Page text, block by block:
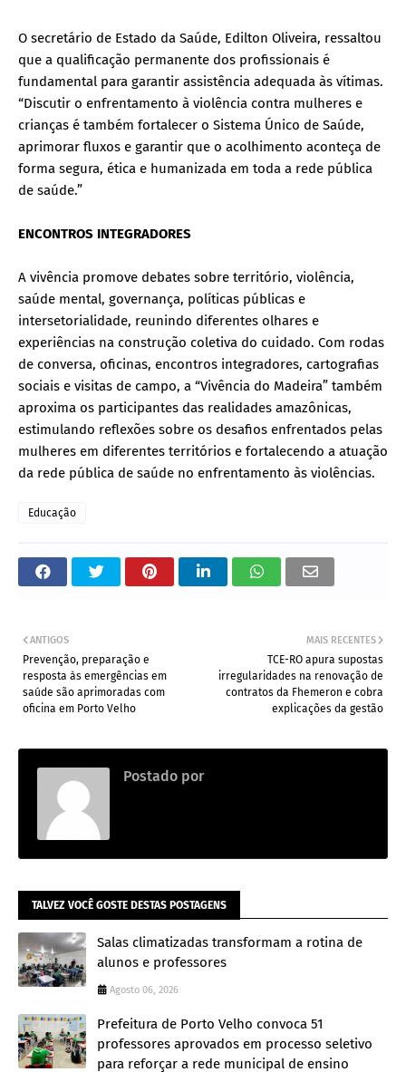
O secretário de Estado da Saúde, Edilton Oliveira, ressaltou
que a qualificação permanente dos profissionais é
fundamental para garantir assistência adequada às vítimas.
“Discutir o enfrentamento à violência contra mulheres e
crianças é também fortalecer o Sistema Único de Saúde,
aprimorar fluxos e garantir que o acolhimento aconteça de
forma segura, ética e humanizada em toda a rede pública
de saúde.”
ENCONTROS INTEGRADORES
A vivência promove debates sobre território, violência,
saúde mental, governança, políticas públicas e
intersetorialidade, reunindo diferentes olhares e
experiências na construção coletiva do cuidado. Com rodas
de conversa, oficinas, encontros integradores, cartografias
sociais e visitas de campo, a “Vivência do Madeira” também
aproxima os participantes das realidades amazônicas,
estimulando reflexões sobre os desafios enfrentados pelas
mulheres em diferentes territórios e fortalecendo a atuação
da rede pública de saúde no enfrentamento às violências.
Educação
MAIS RECENTES
TCE-RO apura supostas
irregularidades na renovação de
contratos da Fhemeron e cobra
explicações da gestão
ANTIGOS
Prevenção, preparação e
resposta às emergências em
saúde são aprimoradas com
oficina em Porto Velho
Postado por
TALVEZ VOCÊ GOSTE DESTAS POSTAGENS
Salas climatizadas transformam a rotina de
alunos e professores
Agosto 06, 2026
Prefeitura de Porto Velho convoca 51
professores aprovados em processo seletivo
para reforçar a rede municipal de ensino